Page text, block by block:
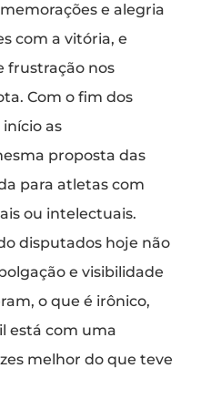
e alegria
com a vitória, e
frustração nos
Com o fim dos
as
proposta das
para atletas com
ou intelectuais.
disputados hoje não
e visibilidade
o que é irônico,
está com uma
melhor do que teve